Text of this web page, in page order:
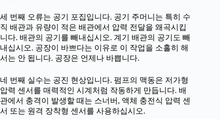
세 번째 오류는 공기 포집입니다. 공기 주머니는 특히 수
직 배관과 유량이 적은 배관에서 압력 전달을 왜곡시킵
니다. 배관의 공기를 빼내십시오. 계기 배관의 공기도 빼
내십시오. 공장이 바쁘다는 이유로 이 작업을 소홀히 해
서는 안 됩니다. 공장은 언제나 바쁩니다.
네 번째 실수는 공진 현상입니다. 펌프의 맥동은 저가형
압력 센서를 매력적인 시계처럼 작동하게 만듭니다. 배
관에서 충격이 발생할 때는 스너버, 액체 충전식 압력 센
서 또는 원격 장착형 센서를 사용하십시오.